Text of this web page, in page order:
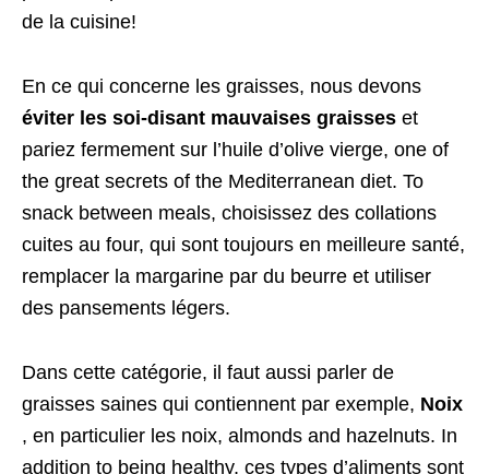
de la cuisine!
En ce qui concerne les graisses, nous devons
éviter les soi-disant mauvaises graisses et
pariez fermement sur l’huile d’olive vierge, one of
the great secrets of the Mediterranean diet. To
snack between meals, choisissez des collations
cuites au four, qui sont toujours en meilleure santé,
remplacer la margarine par du beurre et utiliser
des pansements légers.
Dans cette catégorie, il faut aussi parler de
graisses saines qui contiennent par exemple, Noix
, en particulier les noix, almonds and hazelnuts. In
addition to being healthy, ces types d’aliments sont